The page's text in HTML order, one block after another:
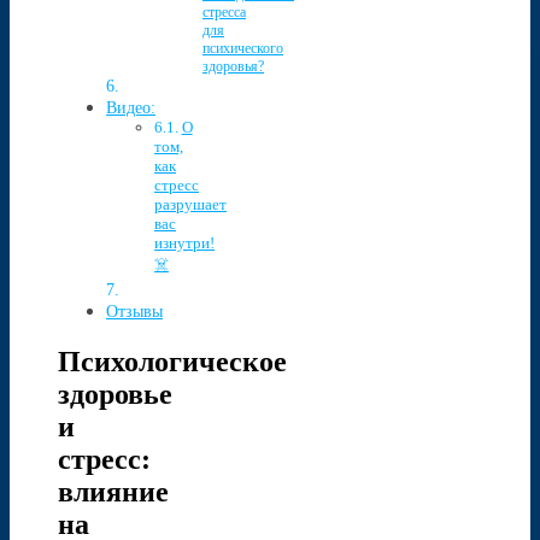
стресса
для
психического
здоровья?
Видео:
О
том,
как
стресс
разрушает
вас
изнутри!
☠️
Отзывы
Психологическое
здоровье
и
стресс:
влияние
на